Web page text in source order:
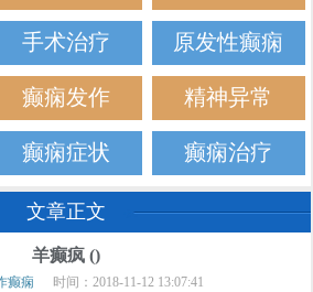
手术治疗 原发性癫痫
癫痫发作 精神异常
癫痫症状 癫痫治疗
文章正文
羊癫疯 ()
癫痫 时间：2018-11-12 13:07:41